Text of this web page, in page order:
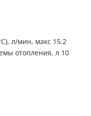
л/мин, макс 15.2
отопления, л 10